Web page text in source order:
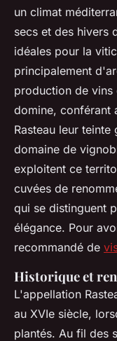
un climat
secs et des hivers
idéales pour la
principalement
production de vins
domine, conférant
Rasteau leur
domaine de
exploitent ce
cuvées de
qui se distinguent
élégance. Pour
recommandé de
Historique et
L'appellation
au XVIe siècle,
plantés. Au fil des